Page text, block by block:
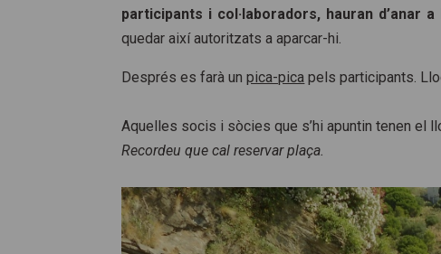
participants i col·laboradors, hauran d’anar
quedar així autoritzats a aparcar-hi.
Després es farà unpica-pica pels participants.
Aquelles socis i sòcies que s’hi apuntin tenen el
Recordeu que cal reservar plaça.